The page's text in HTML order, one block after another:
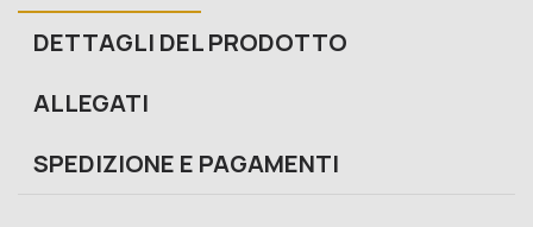
DETTAGLI DEL PRODOTTO
ALLEGATI
SPEDIZIONE E PAGAMENTI